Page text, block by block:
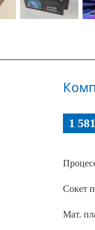
1
Сокет
Мат.